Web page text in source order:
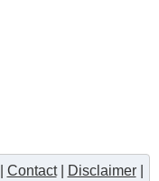
Contact| Disclaimer|